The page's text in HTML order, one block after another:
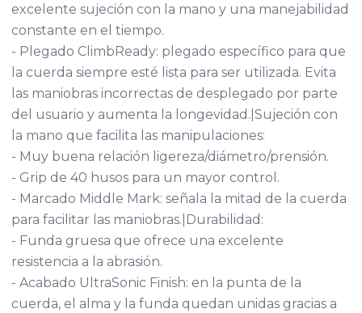
excelente sujeción con la mano y una manejabilidad
constante en el tiempo.
- Plegado ClimbReady: plegado específico para que
la cuerda siempre esté lista para ser utilizada. Evita
las maniobras incorrectas de desplegado por parte
del usuario y aumenta la longevidad.|Sujeción con
la mano que facilita las manipulaciones:
- Muy buena relación ligereza/diámetro/prensión.
- Grip de 40 husos para un mayor control.
- Marcado Middle Mark: señala la mitad de la cuerda
para facilitar las maniobras.|Durabilidad:
- Funda gruesa que ofrece una excelente
resistencia a la abrasión.
- Acabado UltraSonic Finish: en la punta de la
cuerda, el alma y la funda quedan unidas gracias a